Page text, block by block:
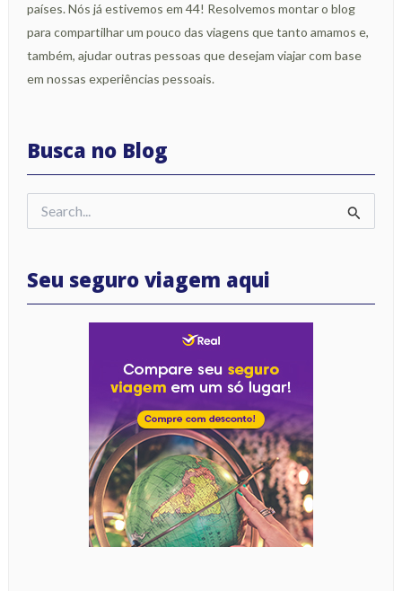
países. Nós já estivemos em 44! Resolvemos montar o blog
para compartilhar um pouco das viagens que tanto amamos e,
também, ajudar outras pessoas que desejam viajar com base
em nossas experiências pessoais.
Busca no Blog
Pesquisar
por:
Seu seguro viagem aqui